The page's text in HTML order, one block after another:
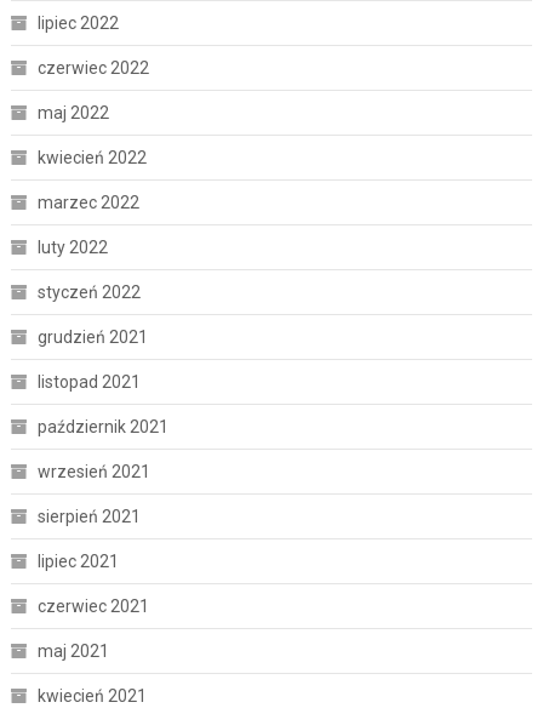
lipiec 2022
czerwiec 2022
maj 2022
kwiecień 2022
marzec 2022
luty 2022
styczeń 2022
grudzień 2021
listopad 2021
październik 2021
wrzesień 2021
sierpień 2021
lipiec 2021
czerwiec 2021
maj 2021
kwiecień 2021